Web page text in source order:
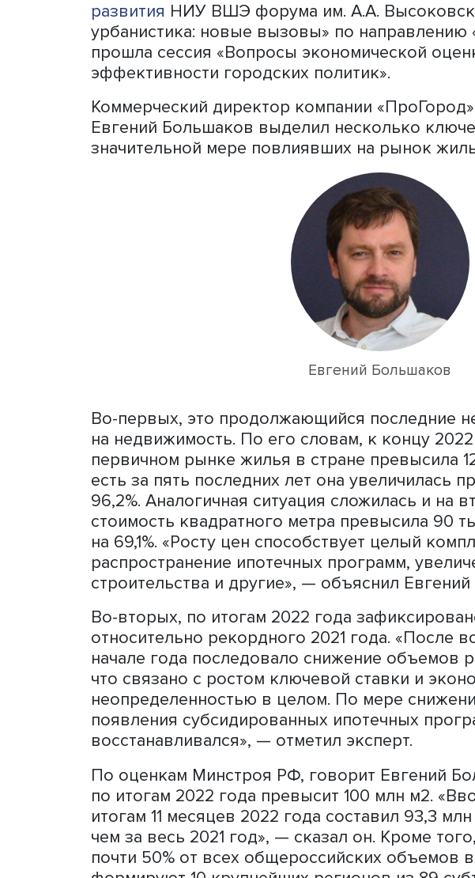
По оценкам Минстроя РФ, объем ввода
превысит 100 млн м2. Это рекордный
российской истории. В то же время
недвижимость, и к концу года рынок
отмечают, что россияне часто
инвестиционному продукту.
В рамках организованного
НИУ ВШЭ форума им. А.А.
урбанистика: новые вызовы» по
прошла сессия «Вопросы
эффективности городских политик».
Коммерческий директор компании
Евгений Большаков выделил
значительной мере повлиявших на
Евгений
Во-первых, это продолжающийся
на недвижимость. По его словам, к
первичном рынке жилья в стране
есть за пять последних лет она
стоимость квадратного метра
на 69,1%. «Росту цен способствует
распространение ипотечных программ,
строительства и другие», — объяснил